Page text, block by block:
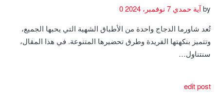
byآية حمدي
تُعد شاورما الدجاج واحدة من الأطباق الشهية التي يحبها الجميع،
وتتميز بنكهتها الفريدة وطرق تحضيرها المتنوعة. في هذا المقال،
سنتناول…
edit post